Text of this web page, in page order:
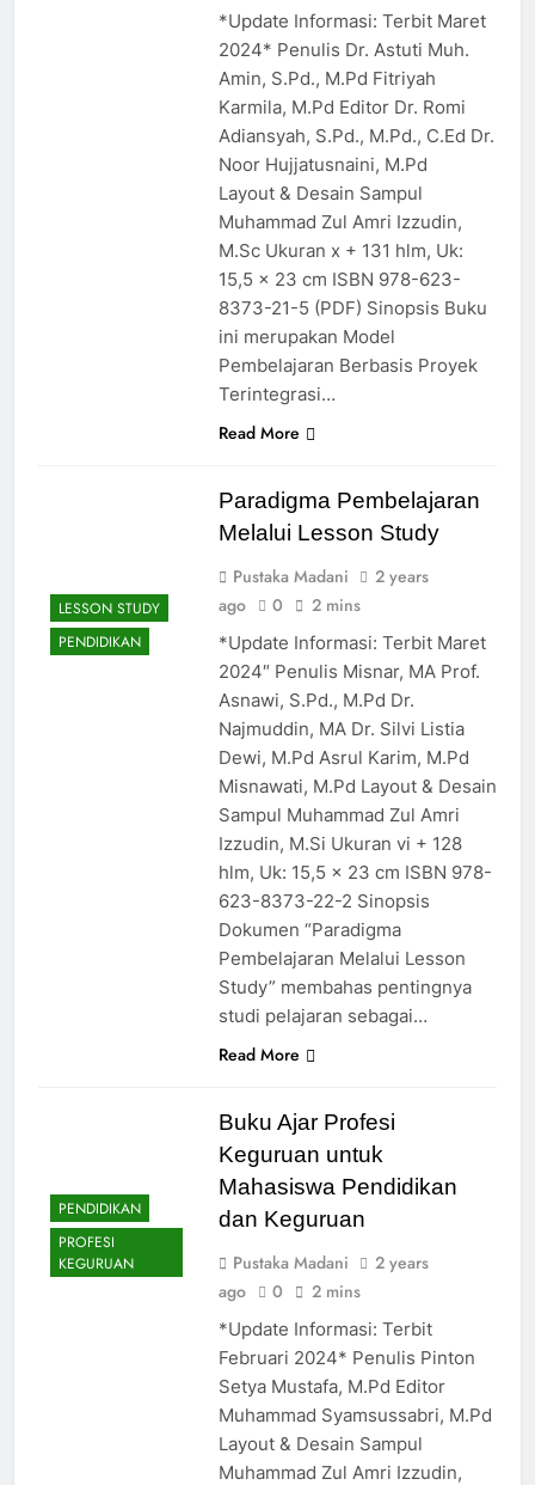
*Update Informasi: Terbit Maret
2024* Penulis Dr. Astuti Muh.
Amin, S.Pd., M.Pd Fitriyah
Karmila, M.Pd Editor Dr. Romi
Adiansyah, S.Pd., M.Pd., C.Ed Dr.
Noor Hujjatusnaini, M.Pd
Layout & Desain Sampul
Muhammad Zul Amri Izzudin,
M.Sc Ukuran x + 131 hlm, Uk:
15,5 x 23 cm ISBN 978-623-
8373-21-5 (PDF) Sinopsis Buku
ini merupakan Model
Pembelajaran Berbasis Proyek
Terintegrasi…
Read More
LESSON STUDY
PENDIDIKAN
Paradigma Pembelajaran
Melalui Lesson Study
Pustaka Madani
2 years
ago
0 2 mins
*Update Informasi: Terbit Maret
2024″ Penulis Misnar, MA Prof.
Asnawi, S.Pd., M.Pd Dr.
Najmuddin, MA Dr. Silvi Listia
Dewi, M.Pd Asrul Karim, M.Pd
Misnawati, M.Pd Layout & Desain
Sampul Muhammad Zul Amri
Izzudin, M.Si Ukuran vi + 128
hlm, Uk: 15,5 x 23 cm ISBN 978-
623-8373-22-2 Sinopsis
Dokumen “Paradigma
Pembelajaran Melalui Lesson
Study” membahas pentingnya
studi pelajaran sebagai…
Read More
PENDIDIKAN
PROFESI
KEGURUAN
Buku Ajar Profesi
Keguruan untuk
Mahasiswa Pendidikan
dan Keguruan
Pustaka Madani
2 years
ago
0 2 mins
*Update Informasi: Terbit
Februari 2024* Penulis Pinton
Setya Mustafa, M.Pd Editor
Muhammad Syamsussabri, M.Pd
Layout & Desain Sampul
Muhammad Zul Amri Izzudin,